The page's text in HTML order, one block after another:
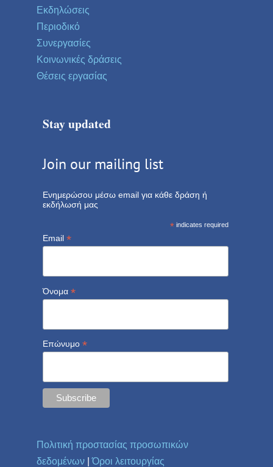
Εκδηλώσεις
Περιοδικό
Συνεργασίες
Κοινωνικές δράσεις
Θέσεις εργασίας
Stay updated
Join our mailing list
Ενημερώσου μέσω email για κάθε δράση ή
εκδήλωσή μας
* indicates required
Email *
Όνομα *
Επώνυμο *
Πολιτική προστασίας προσωπικών
δεδομένων |Όροι λειτουργίας